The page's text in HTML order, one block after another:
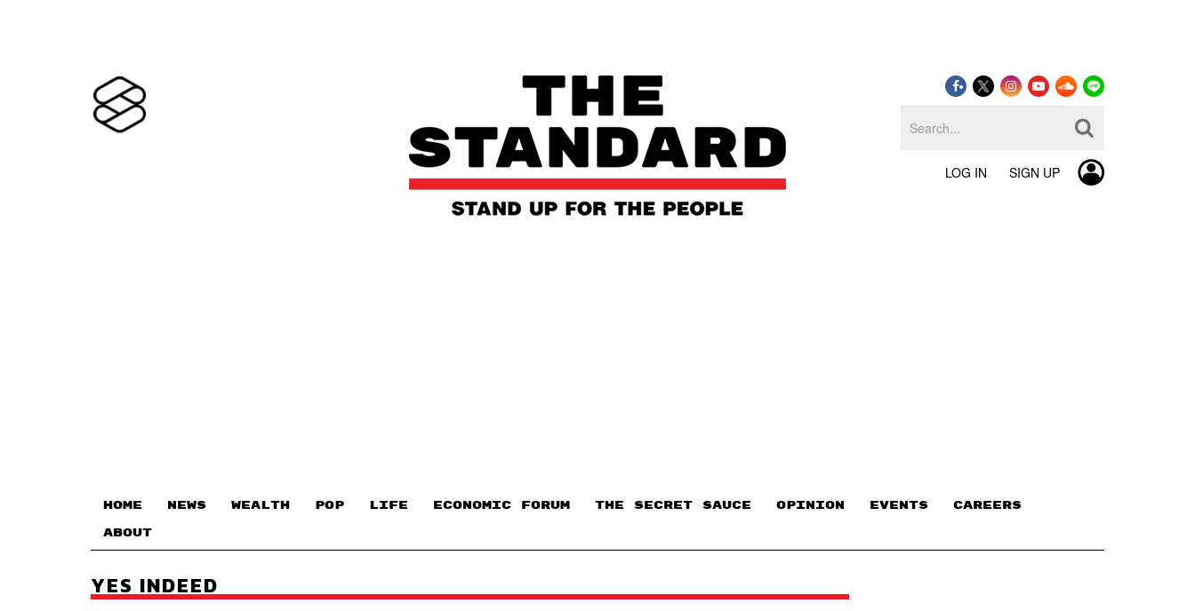
LOG IN SIGN UP
HOME NEWS WEALTH POP LIFE ECONOMIC FORUM THE SECRET SAUCE​ OPINION EVENTS CAREERS
ABOUT
YES INDEED